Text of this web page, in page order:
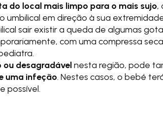
do local mais limpo para o mais sujo,
umbilical em direção à sua
sair existir a queda de algumas
com uma compressa
ou desagradávelnesta região, pode
uma infeção. Nestes casos, o bebé
possível.